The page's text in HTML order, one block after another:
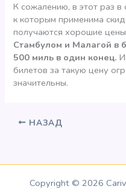
К сожалению, в этот раз в
к которым применима
получаются хорошие
Стамбулом и Малагой в
500 миль в один конец.
билетов за такую цену
значительны.
НАЗАД
Copyright © 2026